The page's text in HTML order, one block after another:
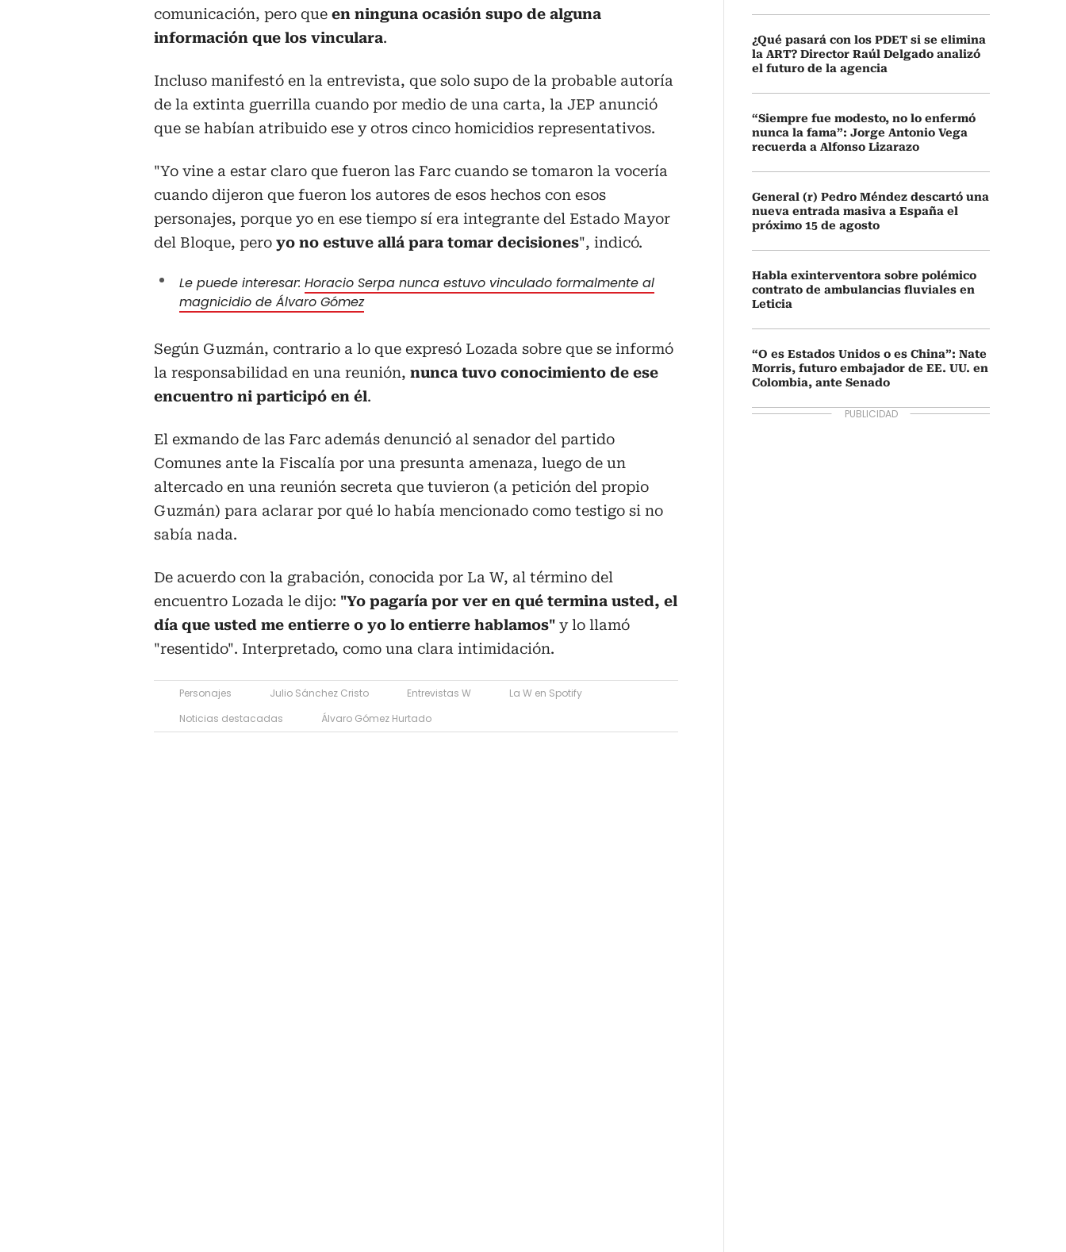
comunicación, pero que en ninguna ocasión supo de alguna
información que los vinculara.
Incluso manifestó en la entrevista, que solo supo de la probable autoría
de la extinta guerrilla cuando por medio de una carta, la JEP anunció
que se habían atribuido ese y otros cinco homicidios representativos.
"Yo vine a estar claro que fueron las Farc cuando se tomaron la vocería
cuando dijeron que fueron los autores de esos hechos con esos
personajes, porque yo en ese tiempo sí era integrante del Estado Mayor
del Bloque, pero yo no estuve allá para tomar decisiones", indicó.
Le puede interesar: Horacio Serpa nunca estuvo vinculado formalmente al
magnicidio de Álvaro Gómez
Según Guzmán, contrario a lo que expresó Lozada sobre que se informó
la responsabilidad en una reunión, nunca tuvo conocimiento de ese
encuentro ni participó en él.
El exmando de las Farc además denunció al senador del partido
Comunes ante la Fiscalía por una presunta amenaza, luego de un
altercado en una reunión secreta que tuvieron (a petición del propio
Guzmán) para aclarar por qué lo había mencionado como testigo si no
sabía nada.
De acuerdo con la grabación, conocida por La W, al término del
encuentro Lozada le dijo: "Yo pagaría por ver en qué termina usted, el
día que usted me entierre o yo lo entierre hablamos" y lo llamó
"resentido". Interpretado, como una clara intimidación.
Personajes Julio Sánchez Cristo Entrevistas W
La W en Spotify
Noticias destacadas
Álvaro Gómez Hurtado
¿Qué pasará con los PDET si se elimina
la ART? Director Raúl Delgado analizó
el futuro de la agencia
“Siempre fue modesto, no lo enfermó
nunca la fama”: Jorge Antonio Vega
recuerda a Alfonso Lizarazo
General (r) Pedro Méndez descartó una
nueva entrada masiva a España el
próximo 15 de agosto
Habla exinterventora sobre polémico
contrato de ambulancias fluviales en
Leticia
“O es Estados Unidos o es China”: Nate
Morris, futuro embajador de EE. UU. en
Colombia, ante Senado